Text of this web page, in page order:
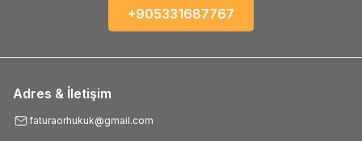
+905331687767
Adres & İletişim
faturaorhukuk@gmail.com